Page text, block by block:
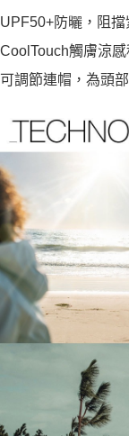
UPF50+防曬，阻擋
CoolTouch觸膚涼感
可調節連帽，為頭